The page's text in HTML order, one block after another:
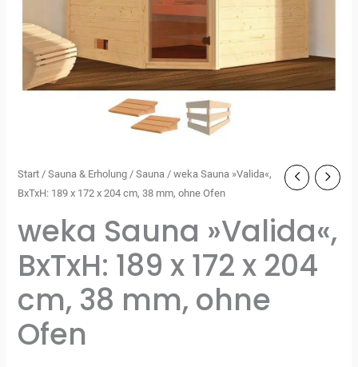
Start /Sauna & Erholung /Sauna / weka Sauna »Valida«,
BxTxH: 189 x 172 x 204 cm, 38 mm, ohne Ofen
weka Sauna »Valida«,
BxTxH: 189 x 172 x 204
cm, 38 mm, ohne
Ofen